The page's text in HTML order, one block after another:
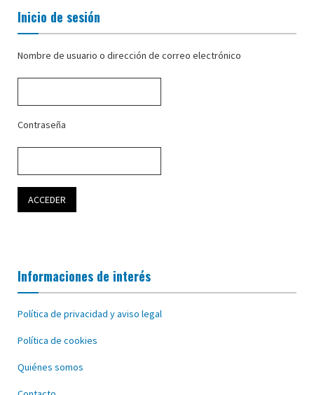
Inicio de sesión
Nombre de usuario o dirección de correo electrónico
Contraseña
Informaciones de interés
Política de privacidad y aviso legal
Política de cookies
Quiénes somos